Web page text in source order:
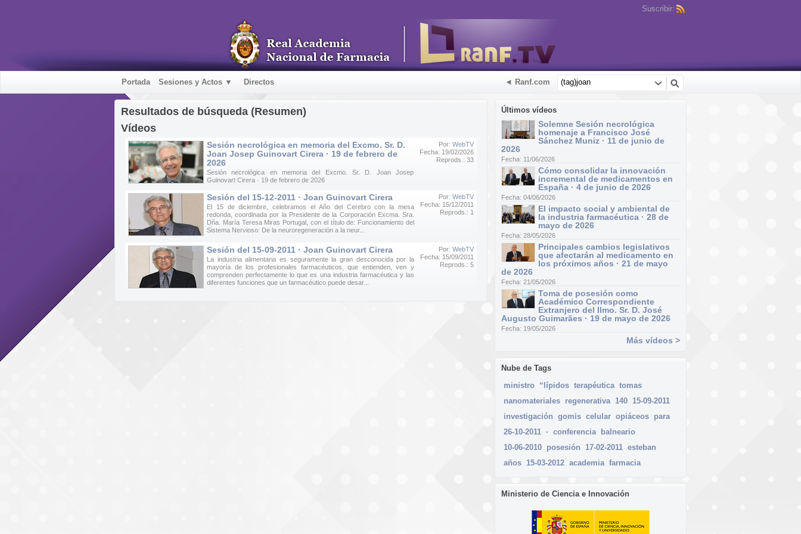
Suscribir:
Portada Sesiones y Actos ▼ Directos ◄ Ranf.com
Últimos vídeos
Solemne Sesión necrológica
homenaje a Francisco José
Sánchez Muniz · 11 de junio de
2026
Fecha: 11/06/2026
Cómo consolidar la innovación
incremental de medicamentos en
España · 4 de junio de 2026
Fecha: 04/06/2026
El impacto social y ambiental de
la industria farmacéutica · 28 de
mayo de 2026
Fecha: 28/05/2026
Principales cambios legislativos
que afectarán al medicamento en
los próximos años · 21 de mayo
de 2026
Fecha: 21/05/2026
Toma de posesión como
Académico Correspondiente
Extranjero del Ilmo. Sr. D. José
Augusto Guimarães · 19 de mayo de 2026
Fecha: 19/05/2026
Más vídeos >
Nube de Tags
ministro “lípidos terapéutica tomas
nanomateriales regenerativa 140 15-09-2011
investigación gomis celular opiáceos para
26-10-2011 · conferencia
balneario
10-06-2010 posesión 17-02-2011 esteban
años 15-03-2012 academia farmacia
Ministerio de Ciencia e Innovación
Resultados de búsqueda (Resumen)
Vídeos
Por: WebTV
Fecha: 19/02/2026
Reprods.: 33
Sesión necrológica en memoria del Excmo. Sr. D.
Joan Josep Guinovart Cirera · 19 de febrero de
2026
Sesión necrológica en memoria del Excmo. Sr. D. Joan Josep
Guinovart Cirera · 19 de febrero de 2026
Por: WebTV
Fecha: 15/12/2011
Reprods.: 1
Sesión del 15-12-2011 · Joan Guinovart Cirera
El 15 de diciembre, celebramos el Año del Cerebro con la mesa
redonda, coordinada por la Presidente de la Corporación Excma. Sra.
Dña. María Teresa Miras Portugal, con el título de: Funcionamiento del
Sistema Nervioso: De la neuroregeneración a la neur...
Por: WebTV
Fecha: 15/09/2011
Reprods.: 5
Sesión del 15-09-2011 · Joan Guinovart Cirera
La industria alimentaria es seguramente la gran desconocida por la
mayoría de los profesionales farmacéuticos, que entienden, ven y
comprenden perfectamente lo que es una industria farmacéutica y las
diferentes funciones que un farmacéutico puede desar...